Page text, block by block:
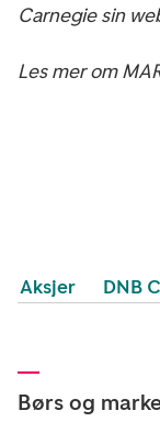
Carnegie sin
Les mer om
Aksjer DNB
Børs og